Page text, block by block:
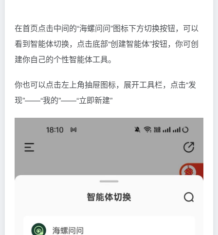
在首页点击中间的“海螺问问”图标下方切换按钮，可以
看到智能体切换，点击底部“创建智能体”按钮，你可创
建你自己的个性智能体工具。
你也可以点击左上角抽屉图标，展开工具栏，点击“发
现”——“我的”——“立即新建”